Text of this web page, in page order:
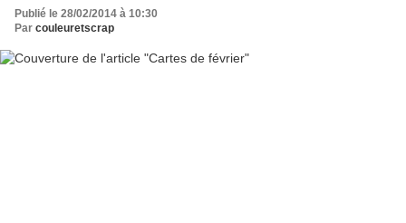
Publié le 28/02/2014 à 10:30
Par couleuretscrap